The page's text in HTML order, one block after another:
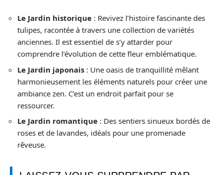
Le Jardin historique : Revivez l’histoire fascinante des
tulipes, racontée à travers une collection de variétés
anciennes. Il est essentiel de s’y attarder pour
comprendre l’évolution de cette fleur emblématique.
Le Jardin japonais : Une oasis de tranquillité mêlant
harmonieusement les éléments naturels pour créer une
ambiance zen. C’est un endroit parfait pour se
ressourcer.
Le Jardin romantique : Des sentiers sinueux bordés de
roses et de lavandes, idéals pour une promenade
rêveuse.